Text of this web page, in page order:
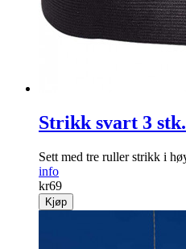
Strikk svart 3 stk.
Sett med tre ruller strikk i
info
kr69
Kjøp